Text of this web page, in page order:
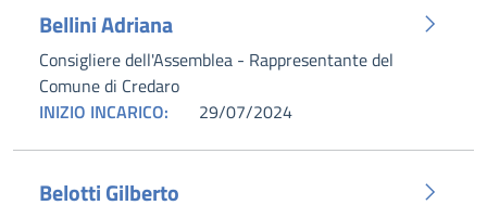
Bellini Adriana
Consigliere dell'Assemblea - Rappresentante del
Comune di Credaro
INIZIO INCARICO:
29/07/2024
Belotti Gilberto